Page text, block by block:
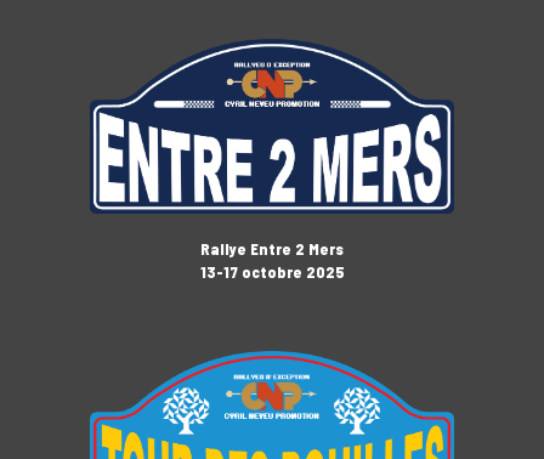
Rallye Entre 2 Mers
13-17 octobre 2025